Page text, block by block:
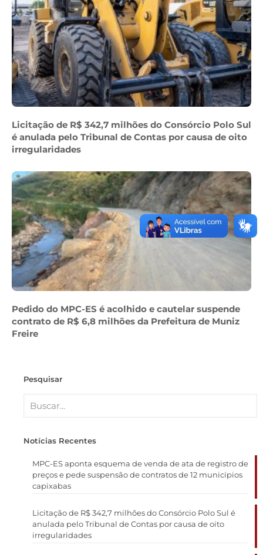
Licitação de R$ 342,7 milhões do Consórcio Polo Sul
é anulada pelo Tribunal de Contas por causa de oito
irregularidades
Pedido do MPC-ES é acolhido e cautelar suspende
contrato de R$ 6,8 milhões da Prefeitura de Muniz
Freire
Pesquisar
Notícias Recentes
MPC-ES aponta esquema de venda de ata de registro de
preços e pede suspensão de contratos de 12 municípios
capixabas
Licitação de R$ 342,7 milhões do Consórcio Polo Sul é
anulada pelo Tribunal de Contas por causa de oito
irregularidades